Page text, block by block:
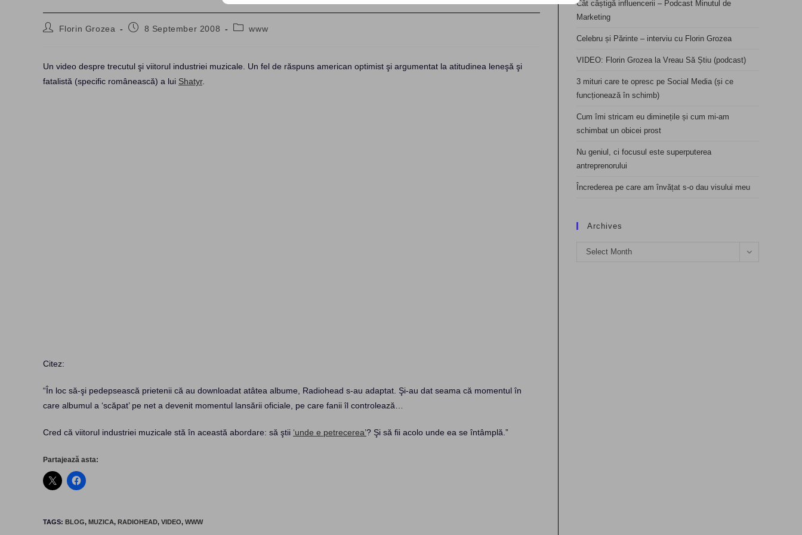
PostFlorin Grozea
Post8 September 2008
Postwww
Un video despre trecutul şi viitorul industriei muzicale. Un fel de răspuns american optimist şi argumentat la atitudinea leneşă şi
fatalistă (specific românească) a lui Shatyr.
Citez:
“În loc să-şi pedepsească prietenii că au downloadat atâtea albume, Radiohead s-au adaptat. Şi-au dat seama că momentul în
care albumul a ‘scăpat’ pe net a devenit momentul lansării oficiale, pe care fanii îl controlează…
Cred că viitorul industriei muzicale stă în această abordare: să ştii ‘unde e petrecerea’? Şi să fii acolo unde ea se întâmplă.”
Partajează asta:
TAGS: BLOG, MUZICA, RADIOHEAD, VIDEO, WWW
Cât câștigă influencerii – Podcast Minutul de
Marketing
Celebru și Părinte – interviu cu Florin Grozea
VIDEO: Florin Grozea la Vreau Să Știu (podcast)
3 mituri care te opresc pe Social Media (și ce
funcționează în schimb)
Cum îmi stricam eu diminețile și cum mi-am
schimbat un obicei prost
Nu geniul, ci focusul este superputerea
antreprenorului
Încrederea pe care am învățat s-o dau visului meu
Archives
Archives
Select Month